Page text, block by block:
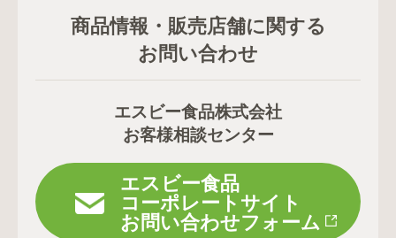
商品情報・販売店舗に関する
お問い合わせ
エスビー食品株式会社
お客様相談センター
エスビー食品
コーポレートサイト
お問い合わせフォーム